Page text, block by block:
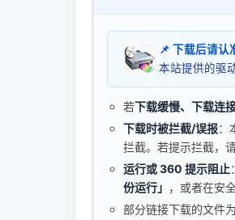
📌 下载后请认
本站提供的驱
若下载缓慢、下载连
下载时被拦截/误报：
拦截。若提示拦截，
运行或 360 提示阻止
份运行」 ，或者在安
部分链接下载的文件